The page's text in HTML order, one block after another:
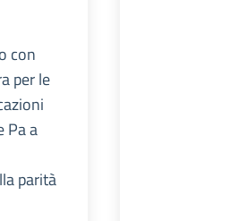
con
per le
Pa a
parità